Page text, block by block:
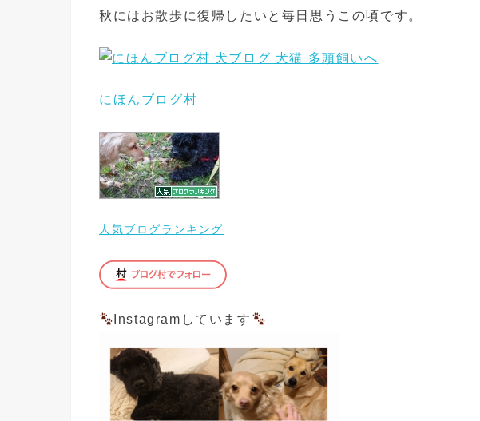
秋にはお散歩に復帰したいと毎日思うこの頃です。
にほんブログ村
人気ブログランキング
Instagramしています